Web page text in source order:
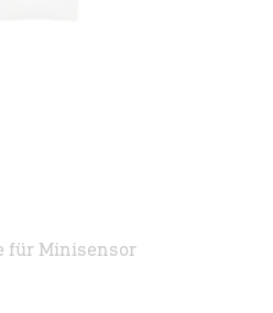
für Minisensor